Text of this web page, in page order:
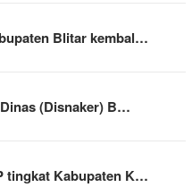
Blitar kembal…
(Disnaker) B…
tingkat Kabupaten K…